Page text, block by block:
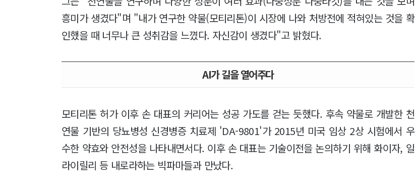
흥미가 생겼다"며 "내가 연구한 약물(모티리톤)이 시장에 나와 처방전에 적혀있는 것을 확
인했을 때 너무나 큰 성취감을 느꼈다. 자신감이 생겼다"고 밝혔다.
AI가 길을 열어주다
모티리톤 허가 이후 손 대표의 커리어는 성공 가도를 걷는 듯했다. 후속 약물로 개발한 천
연물 기반의 당뇨병성 신경병증 치료제 'DA-9801'가 2015년 미국 임상 2상 시험에서 우
수한 약효와 안전성을 나타내면서다. 이후 손 대표는 기술이전을 논의하기 위해 화이자, 일
라이릴리 등 내로라하는 빅파마들과 만났다.